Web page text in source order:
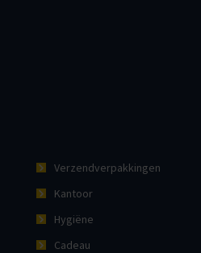
Verzendverpakkingen
Kantoor
Hygiëne
Cadeau